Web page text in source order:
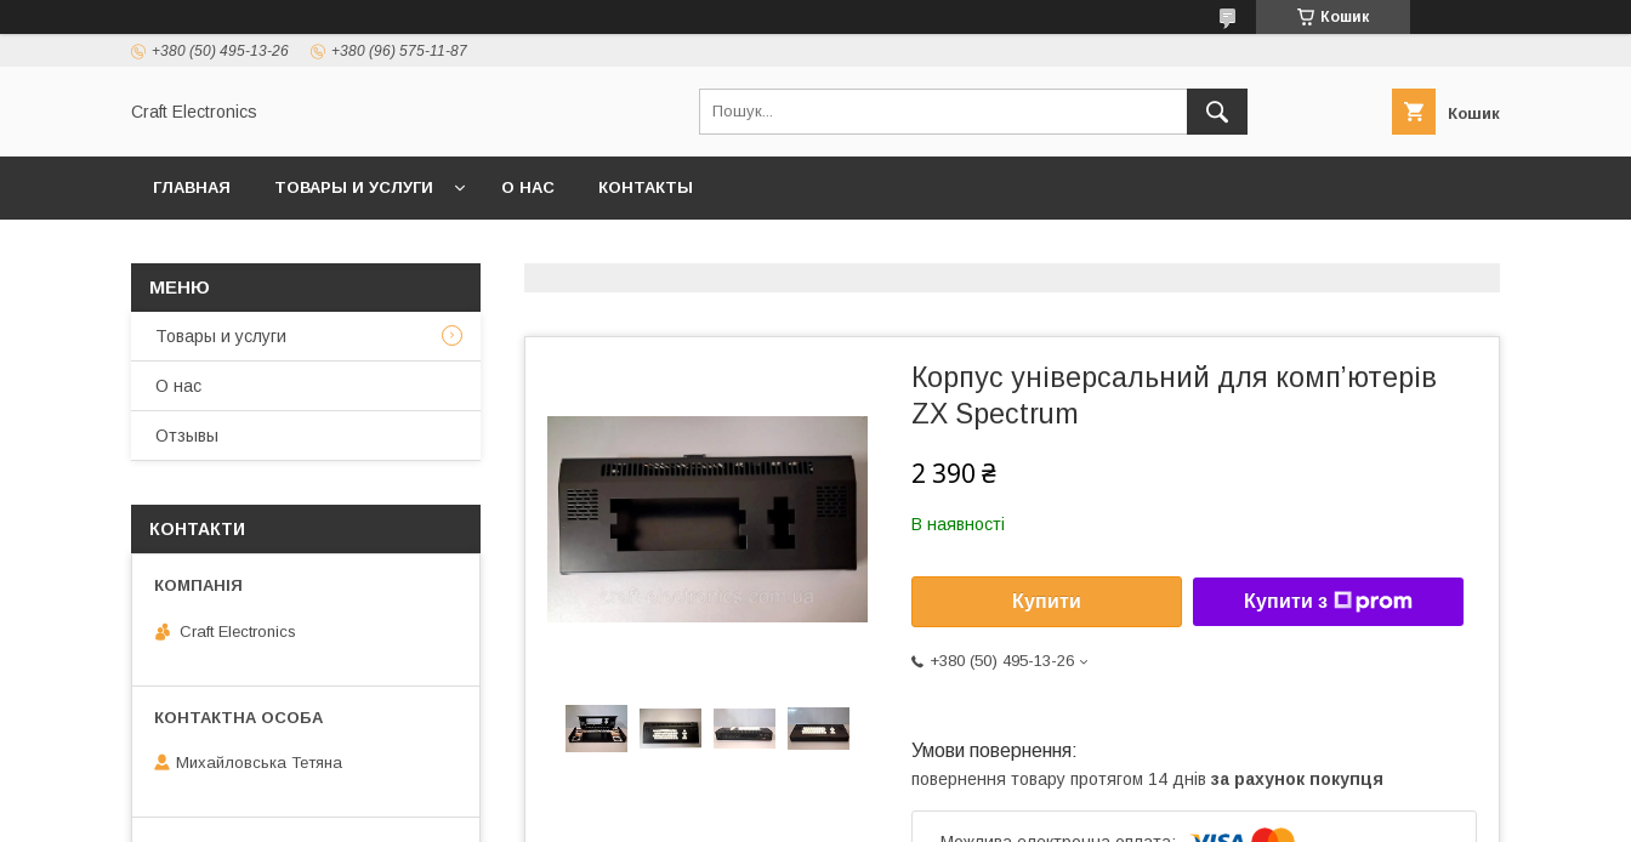
Кошик
+380 (50) 495-13-26 +380 (96) 575-11-87
Craft Electronics Кошик
ГЛАВНАЯ ТОВАРЫ И УСЛУГИ О НАС КОНТАКТЫ
Корпус універсальний для комп’ютерів
ZX Spectrum
2 390 ₴
В наявності
Купити Купити з
+380 (50) 495-13-26
повернення товару протягом 14 днів за рахунок покупця
Товары и услуги
О нас
Отзывы
КОНТАКТИ
Craft Electronics
Михайловська Тетяна